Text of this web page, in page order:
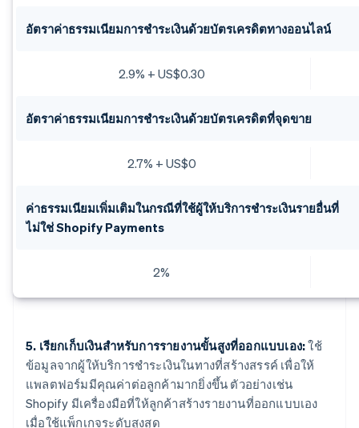
อัตราค่าธรรมเนียมการชำระเงินด้วยบัตรเครดิตทางออนไลน์
2.9% + US$0.30
อัตราค่าธรรมเนียมการชำระเงินด้วยบัตรเครดิตที่จุดขาย
2.7% + US$0
ค่าธรรมเนียมเพิ่มเติมในกรณีที่ใช้ผู้ให้บริการชำระเงินรายอื่นที่
ไม่ใช่ Shopify Payments
2%
5. เรียกเก็บเงินสำหรับการรายงานขั้นสูงที่ออกแบบเอง:ใช้
ข้อมูลจากผู้ให้บริการชำระเงินในทางที่สร้างสรรค์ เพื่อให้
แพลตฟอร์มมีคุณค่าต่อลูกค้ามากยิ่งขึ้น ตัวอย่างเช่น
Shopify มีเครื่องมือที่ให้ลูกค้าสร้างรายงานที่ออกแบบเอง
เมื่อใช้แพ็กเกจระดับสูงสุด